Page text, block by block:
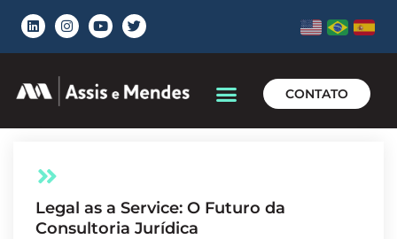
CONTATO
Legal as a Service: O Futuro da
Consultoria Jurídica